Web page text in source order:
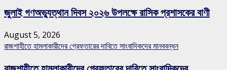
জুলাই গণঅভ্যুত্থান দিবস ২০২৬ উপলক্ষে রাসিক প্রশাসকের বাণী
August 5, 2026
রাজশাহীতে হামলাকারীদের গ্রেফতারের দাবিতে সাংবাদিকদের মানববন্ধন